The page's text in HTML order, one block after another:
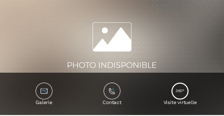
Galerie Contact
360°
Visite virtuelle